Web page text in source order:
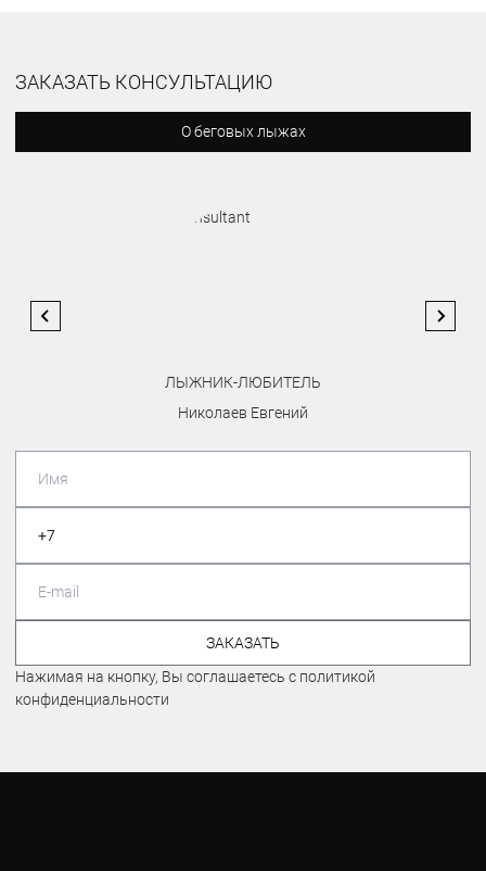
ЗАКАЗАТЬ КОНСУЛЬТАЦИЮ
О беговых лыжах
ЛЫЖНИК-ЛЮБИТЕЛЬ
Николаев Евгений
ЗАКАЗАТЬ
Нажимая на кнопку, Вы соглашаетесь с политикой
конфиденциальности